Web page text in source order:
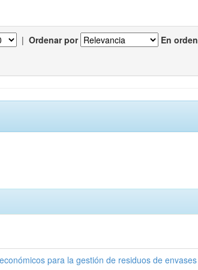
| Ordenar por En orden
para la gestión de residuos de envases